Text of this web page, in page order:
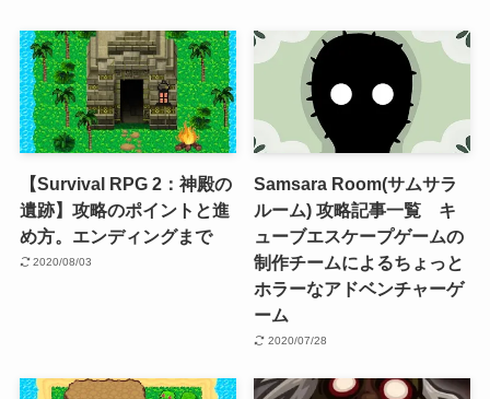
【Survival RPG 2：神殿の
遺跡】攻略のポイントと進
め方。エンディングまで
2020/08/03
Samsara Room(サムサラ
ルーム) 攻略記事一覧 キ
ューブエスケープゲームの
制作チームによるちょっと
ホラーなアドベンチャーゲ
ーム
2020/07/28